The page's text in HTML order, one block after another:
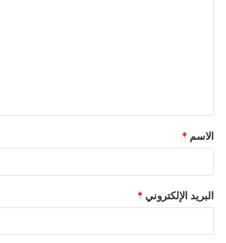
الاسم *
البريد الإلكتروني *